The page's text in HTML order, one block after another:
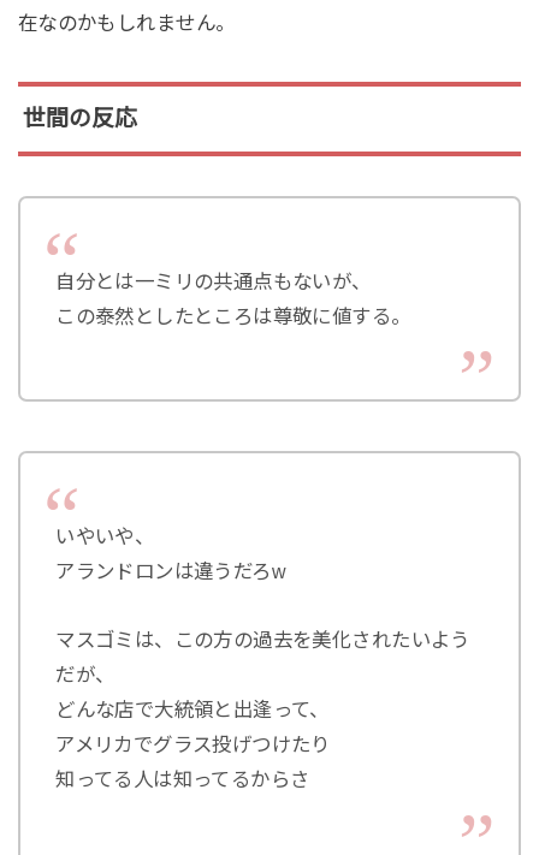
在なのかもしれません。
世間の反応
自分とは一ミリの共通点もないが、
この泰然としたところは尊敬に値する。
いやいや、
アランドロンは違うだろw
マスゴミは、この方の過去を美化されたいよう
だが、
どんな店で大統領と出逢って、
アメリカでグラス投げつけたり
知ってる人は知ってるからさ